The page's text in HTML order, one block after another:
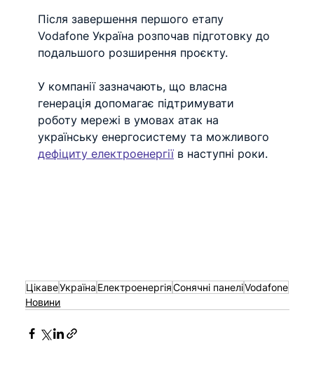
Після завершення першого етапу
Vodafone Україна розпочав підготовку до
подальшого розширення проєкту.
У компанії зазначають, що власна
генерація допомагає підтримувати
роботу мережі в умовах атак на
українську енергосистему та можливого
дефіциту електроенергії в наступні роки.
ЦікавеУкраїна ЕлектроенергіяСонячні панеліVodafone
Новини